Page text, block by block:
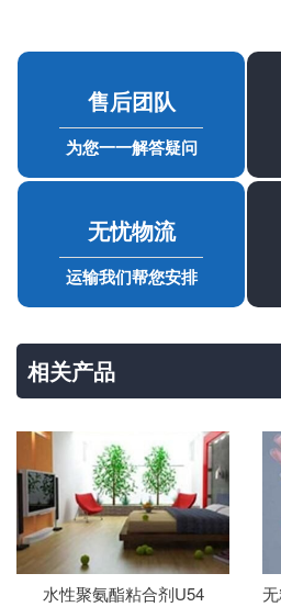
售后团队
为您一一解答疑问
无忧物流
运输我们帮您安排
相关产品
水性聚氨酯粘合剂U54